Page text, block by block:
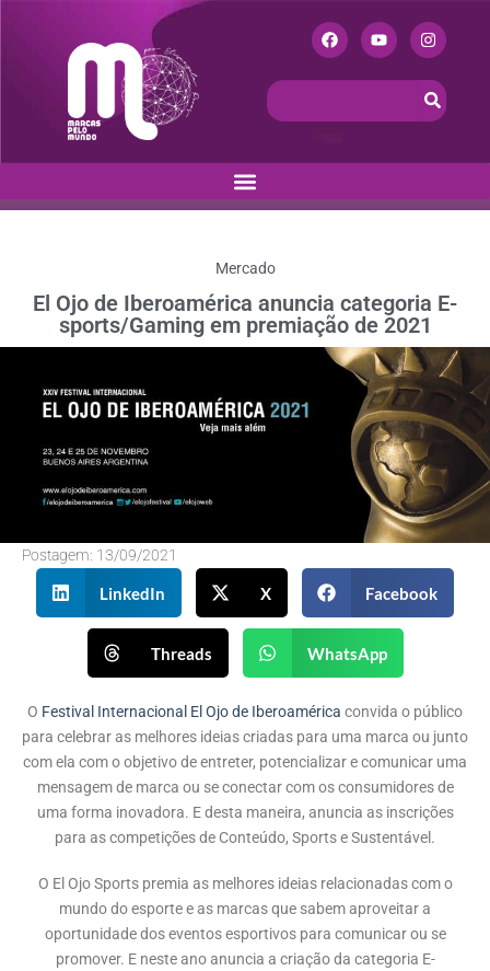
Mercado
El Ojo de Iberoamérica anuncia categoria E-
sports/Gaming em premiação de 2021
Postagem: 13/09/2021
LinkedIn X Facebook
Threads WhatsApp
O Festival Internacional El Ojo de Iberoamérica convida o público
para celebrar as melhores ideias criadas para uma marca ou junto
com ela com o objetivo de entreter, potencializar e comunicar uma
mensagem de marca ou se conectar com os consumidores de
uma forma inovadora. E desta maneira, anuncia as inscrições
para as competições de Conteúdo, Sports e Sustentável.
O El Ojo Sports premia as melhores ideias relacionadas com o
mundo do esporte e as marcas que sabem aproveitar a
oportunidade dos eventos esportivos para comunicar ou se
promover. E neste ano anuncia a criação da categoria E-